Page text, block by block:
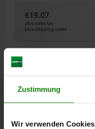
Zustimmung
Wir verwenden Cookies
€19.07
plus sales tax
plus shipping costs
DETAILS
DOWNLOADS